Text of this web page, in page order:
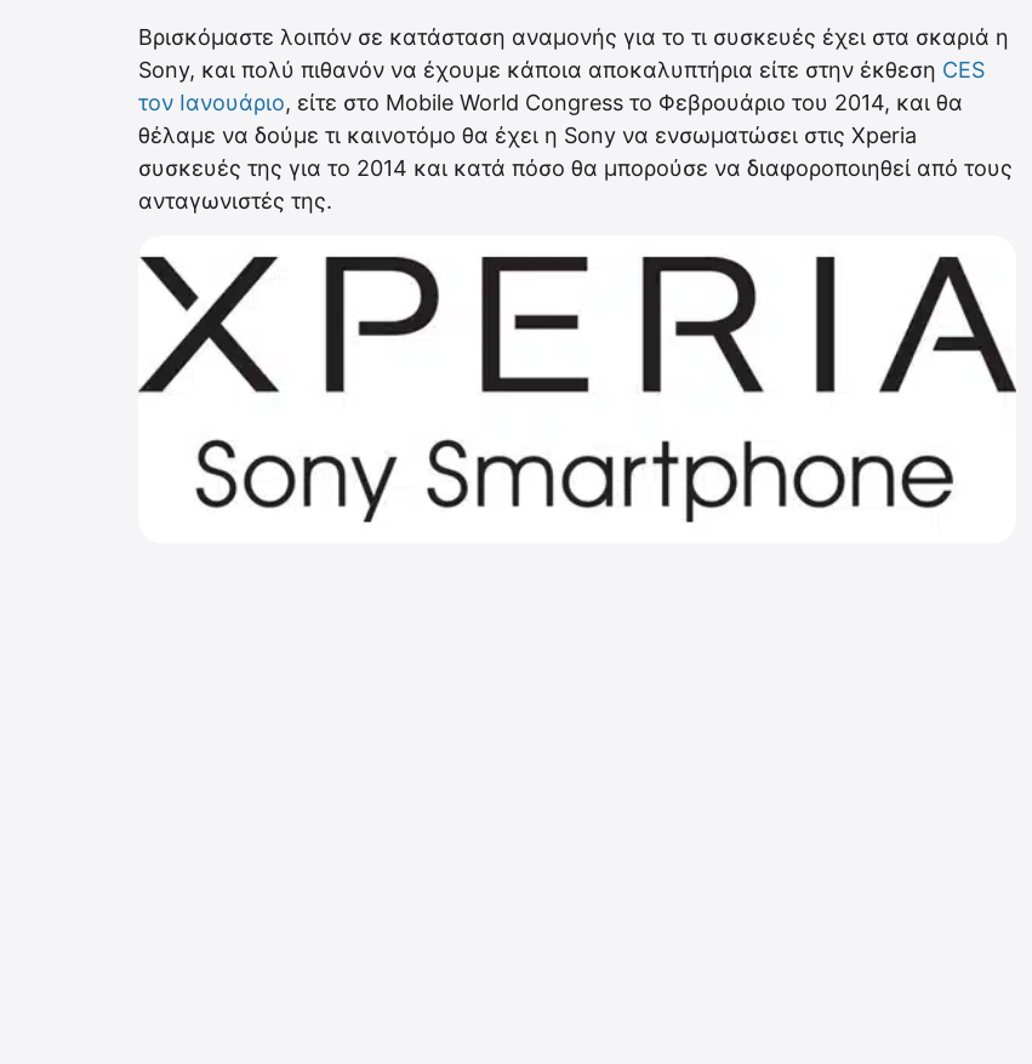
Βρισκόμαστε λοιπόν σε κατάσταση αναμονής για το τι συσκευές έχει στα σκαριά η
Sony, και πολύ πιθανόν να έχουμε κάποια αποκαλυπτήρια είτε στην έκθεση CES
τον Ιανουάριο, είτε στο Mobile World Congress το Φεβρουάριο του 2014, και θα
θέλαμε να δούμε τι καινοτόμο θα έχει η Sony να ενσωματώσει στις Xperia
συσκευές της για το 2014 και κατά πόσο θα μπορούσε να διαφοροποιηθεί από τους
ανταγωνιστές της.